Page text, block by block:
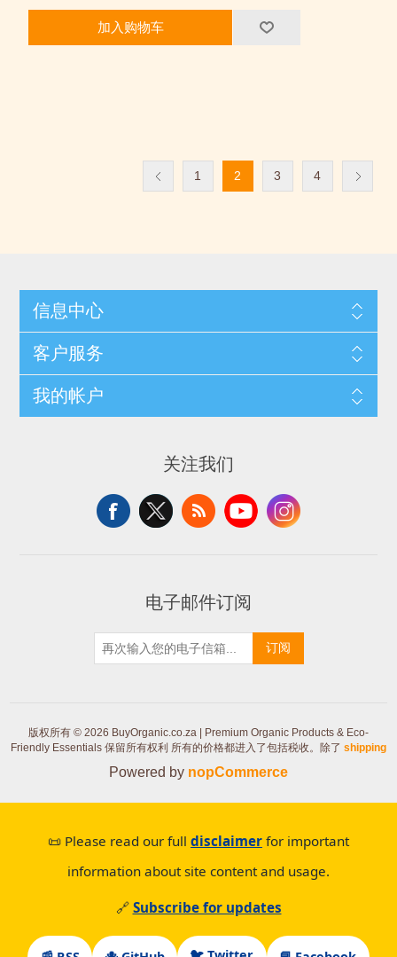
加入购物车
1 2 3 4
信息中心
客户服务
我的帐户
关注我们
电子邮件订阅
订阅
版权所有 © 2026 BuyOrganic.co.za | Premium Organic Products & Eco-
Friendly Essentials 保留所有权利 所有的价格都进入了包括税收。除了 shipping
Powered by nopCommerce
📜 Please read our full disclaimer for important
information about site content and usage.
🔗 Subscribe for updates